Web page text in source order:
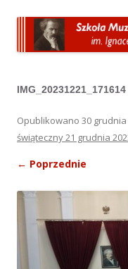
IMG_20231221_171614
Opublikowano 30 grudnia
świąteczny 21 grudnia
← Poprzednie